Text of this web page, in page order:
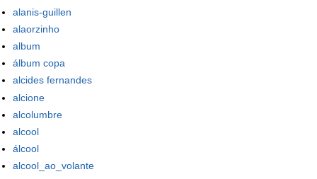
alanis-guillen
alaorzinho
album
álbum copa
alcides fernandes
alcione
alcolumbre
alcool
álcool
alcool_ao_volante